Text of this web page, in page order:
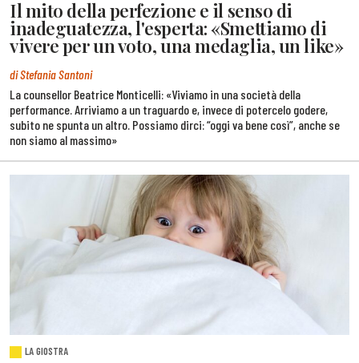
Il mito della perfezione e il senso di
inadeguatezza, l'esperta: «Smettiamo di
vivere per un voto, una medaglia, un like»
di Stefania Santoni
La counsellor Beatrice Monticelli: «Viviamo in una società della
performance. Arriviamo a un traguardo e, invece di potercelo godere,
subito ne spunta un altro. Possiamo dirci: “oggi va bene così”, anche se
non siamo al massimo»
LA GIOSTRA